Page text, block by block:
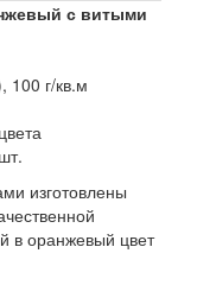
с витыми
100 г/кв.м
изготовлены
в оранжевый цвет